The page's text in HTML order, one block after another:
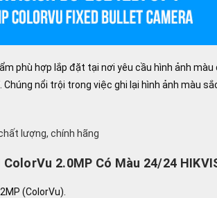
phù hợp lắp đặt tại nơi yêu cầu hình ảnh
nổi trội trong việc ghi lại hình ảnh màu
lượng, chính hãng
2.0MP Có Màu 24/24
(ColorVu).